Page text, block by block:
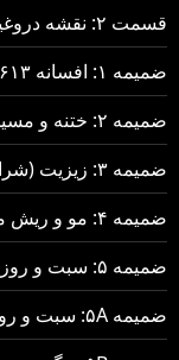
قسمت ۲: نقشه دروغین نجات
ضمیمه ۱: افسانه ۶۱۳ احکام
ضمیمه ۲: ختنه و مسیحی
ضمیمه ۳: زیزیت (شرابه‌ها، ریشه‌ها، بندها)
ضمیمه ۴: مو و ریش مسیحی
ضمیمه ۵: سبت و روز رفتن به کلیسا، دو چیز متفاوت
ضمیمه ۵A: سبت و روز رفتن به کلیسا، دو چیز متفاوت